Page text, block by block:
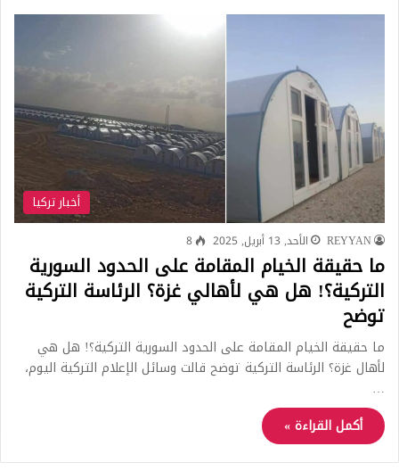
أخبار تركيا
REYYAN الأحد, 13 أبريل, 2025 8
ما حقيقة الخيام المقامة على الحدود السورية
التركية؟! هل هي لأهالي غزة؟ الرئاسة التركية
توضح
ما حقيقة الخيام المقامة على الحدود السورية التركية؟! هل هي
لأهال غزة؟ الرئاسة التركية توضح قالت وسائل الإعلام التركية اليوم،
…
أكمل القراءة »